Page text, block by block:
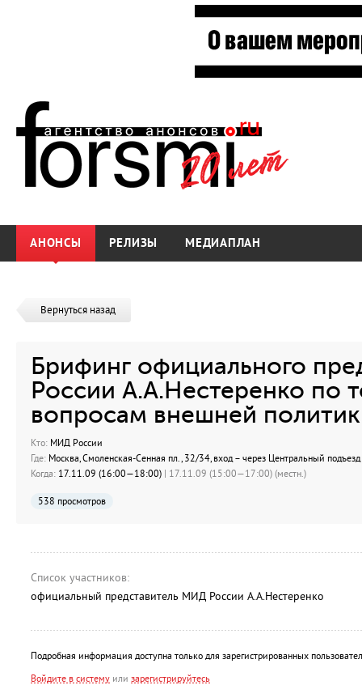
АНОНСЫ РЕЛИЗЫ МЕДИАПЛАН
Вернуться назад
Брифинг официального
России А.А.Нестеренко по
вопросам внешней
Кто: МИД России
Где: Москва, Смоленская-Сенная пл., 32/34, вход – через Центральный подъезд
Когда: 17.11.09 (16:00—18:00) | 17.11.09 (15:00—17:00) (местн.)
538 просмотров
Список участников:
официальный представитель МИД России А.А.Нестеренко
Подробная информация доступна только для зарегистрированных
Войдите в систему или зарегистрируйтесь